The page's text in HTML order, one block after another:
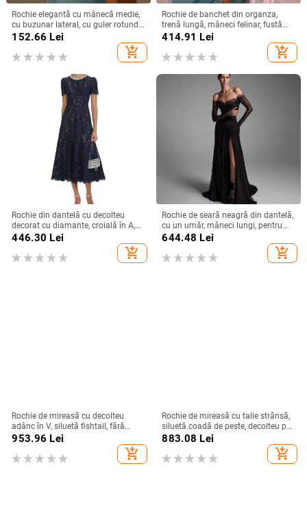
Rochie elegantă cu mânecă medie,
cu buzunar lateral, cu guler rotund,
versatilă, de culoare solidă, din
152.66 Lei
add_shopping_cart
Rochie de banchet din organza,
trenă lungă, mâneci felinar, fustă
lungă — Primăvara 2024
414.91 Lei
add_shopping_cart
Rochie din dantelă cu decolteu
decorat cu diamante, croială în A,
lungă, talie înaltă, mâneci scurte,
446.30 Lei
add_shopping_cart
Rochie de seară neagră din dantelă,
cu un umăr, mâneci lungi, pentru
petreceri de zi, defilări pe podium și
644.48 Lei
add_shopping_cart
Rochie de mireasă cu decolteu
adânc în V, siluetă fishtail, fără
spate, mâneci lungi, fustă lungă
953.96 Lei
add_shopping_cart
Rochie de mireasă cu talie strânsă,
siluetă coadă de pește, decolteu pe
un umăr, mâneci lungi, fustă lungă,
883.08 Lei
add_shopping_cart